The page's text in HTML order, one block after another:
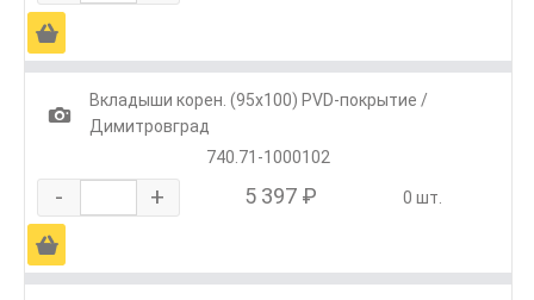
Ä
1
Вкладыши корен. (95х100) PVD-покрытие /
Димитровград
740.71-1000102
- + 5 397 ₽ 0 шт.
Ä